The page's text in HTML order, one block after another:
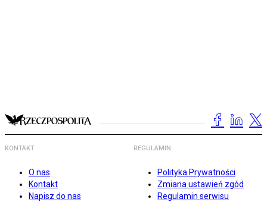
KONTAKT
O nas
Kontakt
Napisz do nas
REGULAMIN
Polityka Prywatności
Zmiana ustawień zgód
Regulamin serwisu